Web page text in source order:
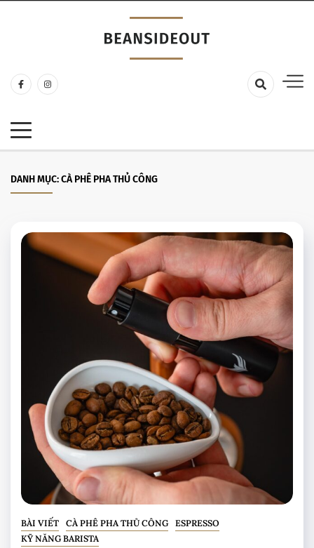
Beanside Out
DANH MỤC:CÀ PHÊ PHA THỦ CÔNG
BÀI VIẾT CÀ PHÊ PHA THỦ CÔNG
ESPRESSO
KỸ NĂNG BARISTA